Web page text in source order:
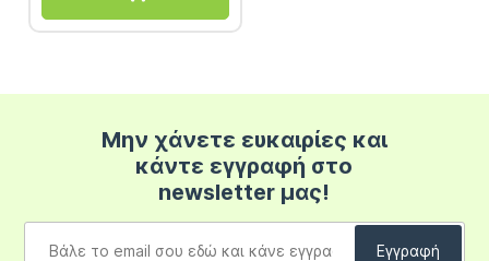
Μην χάνετε ευκαιρίες και
κάντε εγγραφή στο
newsletter μας!